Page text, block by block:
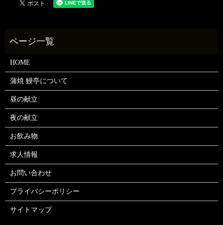
HOME
蒲焼 鰻亭について
昼の献立
夜の献立
お飲み物
求人情報
お問い合わせ
プライバシーポリシー
サイトマップ